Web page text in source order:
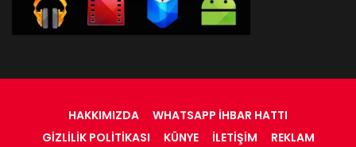
HAKKIMIZDA
WHATSAPP İHBAR HATTI
GIZLILIK POLITIKASI
KÜNYE İLETIŞIM
REKLAM